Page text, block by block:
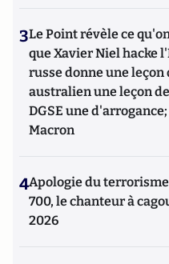
3Le Point révèle ce
que Xavier Niel hacke
russe donne une leçon
australien une leçon
DGSE une
Macron
4Apologie du
700, le chanteur à
2026